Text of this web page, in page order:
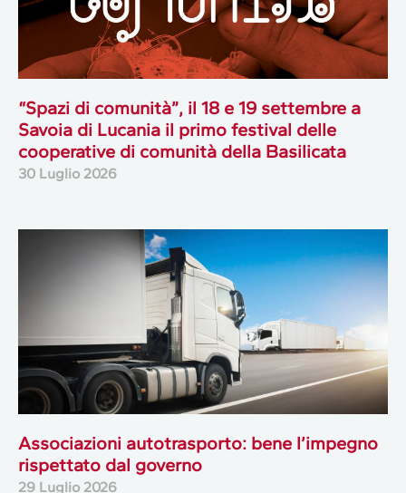
“Spazi di comunità”, il 18 e 19 settembre a
Savoia di Lucania il primo festival delle
cooperative di comunità della Basilicata
30 Luglio 2026
Associazioni autotrasporto: bene l’impegno
rispettato dal governo
29 Luglio 2026